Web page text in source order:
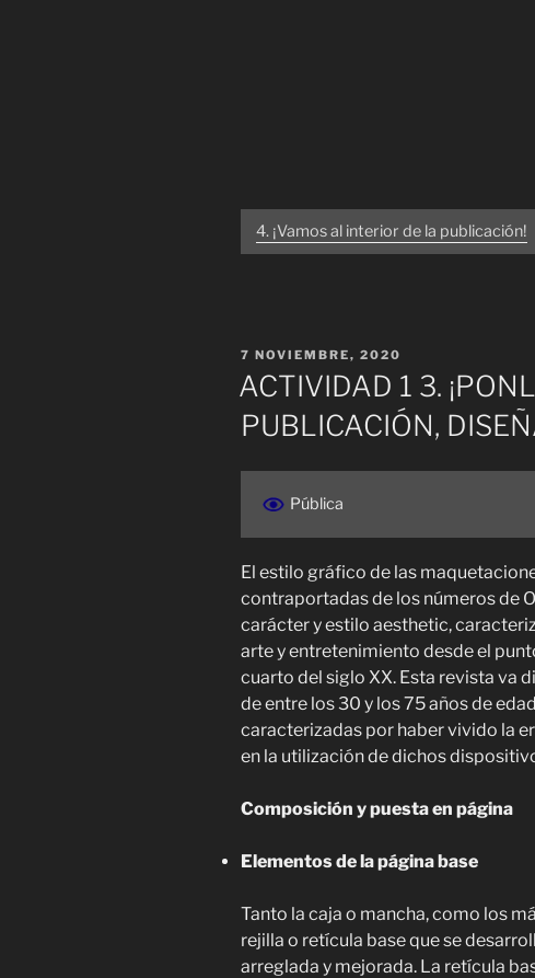
4. ¡Vamos al interior de la publicación!
PUBLICADO
EL
7 NOVIEMBRE, 2020
ACTIVIDAD 1 3.
PUBLICACIÓN,
Pública
El estilo gráfico de las
contraportadas de los números de
carácter y estilo aesthetic,
arte y entretenimiento desde el
cuarto del siglo XX. Esta revista va
de entre los 30 y los 75 años de
caracterizadas por haber vivido la
en la utilización de dichos
Composición y puesta en página
Elementos de la página base
Tanto la caja o mancha, como los
rejilla o retícula base que se
arreglada y mejorada. La retícula